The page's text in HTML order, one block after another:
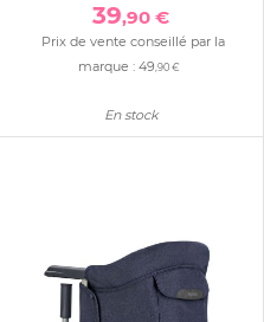
39,90 €
Prix de vente conseillé par la
marque : 49,90 €
En stock